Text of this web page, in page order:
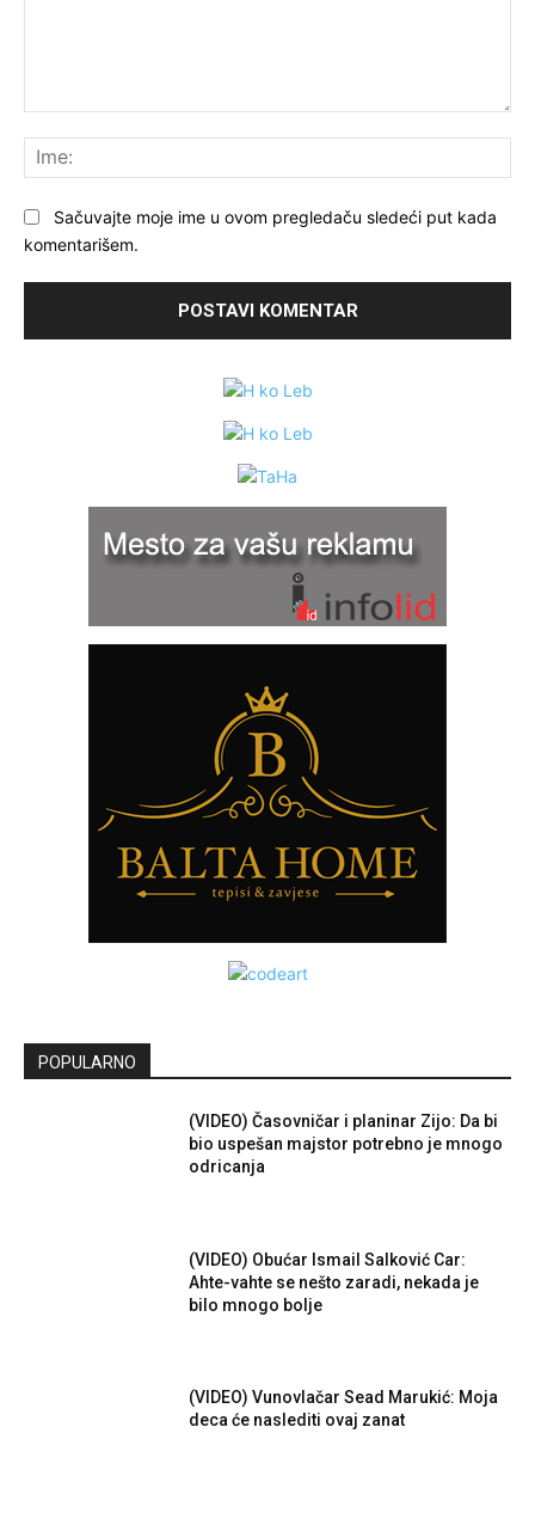
Sačuvajte moje ime u ovom pregledaču sledeći put kada
komentarišem.
POPULARNO
(VIDEO) Časovničar i planinar Zijo: Da bi
bio uspešan majstor potrebno je mnogo
odricanja
(VIDEO) Obućar Ismail Salković Car:
Ahte-vahte se nešto zaradi, nekada je
bilo mnogo bolje
(VIDEO) Vunovlačar Sead Marukić: Moja
deca će naslediti ovaj zanat